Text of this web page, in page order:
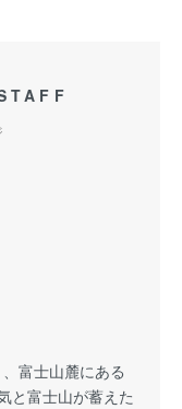
富士山麓にある
と富士山が蓄えた